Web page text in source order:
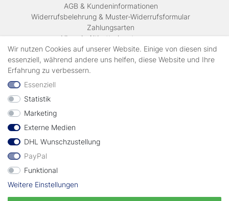
AGB & Kundeninformationen
Widerrufsbelehrung & Muster-Widerrufsformular
Zahlungsarten
Hinweis Altbatterieentsorgung
Versandkosten & Lieferinformationen
Zahlungsarten
geprüft durch
Vertrag widerrufen
Wir nutzen Cookies auf unserer Website. Einige von diesen sind
essenziell, während andere uns helfen, diese Website und Ihre
Erfahrung zu verbessern.
Essenziell
Statistik
Marketing
Externe Medien
DHL Wunschzustellung
PayPal
Funktional
Weitere Einstellungen